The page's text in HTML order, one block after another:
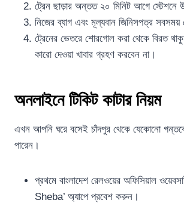
ট্রেন ছাড়ার অন্তত ২০ মিনিট আগে স্টেশনে
নিজের ব্যাগ এবং মূল্যবান জিনিসপত্র সবসময়
ট্রেনের ভেতরে শোরগোল করা থেকে বিরত
কারো দেওয়া খাবার গ্রহণ করবেন না।
অনলাইনে টিকিট কাটার নিয়ম
এখন আপনি ঘরে বসেই চাঁদপুর থেকে যেকোনো
পারেন।
প্রথমে বাংলাদেশ রেলওয়ের অফিসিয়াল
Sheba’ অ্যাপে প্রবেশ করুন।